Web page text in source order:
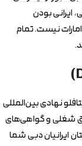
ایرانی بودن
نیست. تمام
نهادی بین‌المللی
شغلی و گواهی‌های
ایرانیان دبی شما